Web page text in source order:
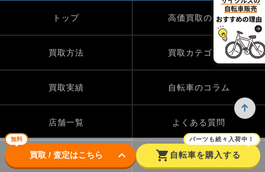
無料
買取 / 査定はこちら keyboard_arrow_down shopping_cart
パーツも続々入荷中！
自転車を購入する
トップ 高価買取のワケ
買取方法 買取カテゴリー
買取実績 自転車のコラム
店舗一覧 よくある質問
Instagram X